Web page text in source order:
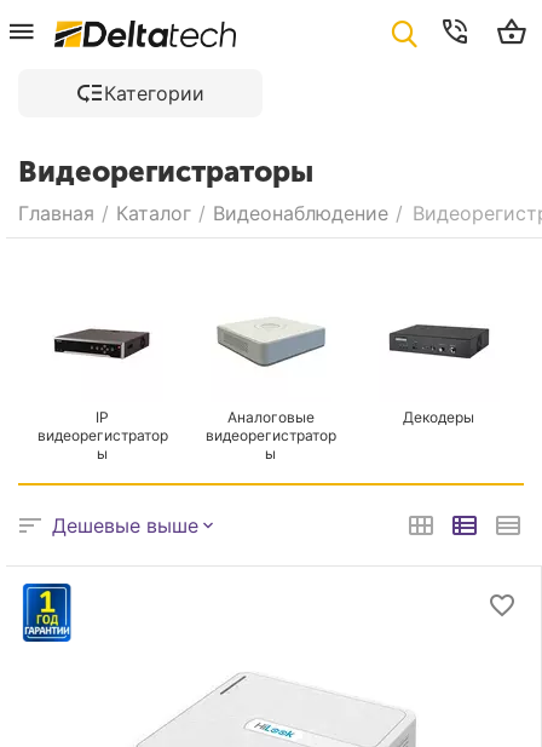
Категории
Видеорегистраторы
Главная / Каталог / Видеонаблюдение /
IP
видеорегистратор
ы
Аналоговые
видеорегистратор
ы
Декодеры
Дешевые выше